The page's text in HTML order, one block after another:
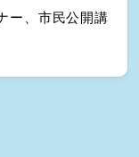
市民公開講